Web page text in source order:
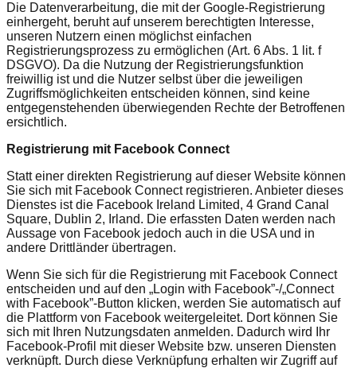
Die Datenverarbeitung, die mit der Google-Registrierung
einhergeht, beruht auf unserem berechtigten Interesse,
unseren Nutzern einen möglichst einfachen
Registrierungsprozess zu ermöglichen (Art. 6 Abs. 1 lit. f
DSGVO). Da die Nutzung der Registrierungsfunktion
freiwillig ist und die Nutzer selbst über die jeweiligen
Zugriffsmöglichkeiten entscheiden können, sind keine
entgegenstehenden überwiegenden Rechte der Betroffenen
ersichtlich.
Registrierung mit Facebook Connect
Statt einer direkten Registrierung auf dieser Website können
Sie sich mit Facebook Connect registrieren. Anbieter dieses
Dienstes ist die Facebook Ireland Limited, 4 Grand Canal
Square, Dublin 2, Irland. Die erfassten Daten werden nach
Aussage von Facebook jedoch auch in die USA und in
andere Drittländer übertragen.
Wenn Sie sich für die Registrierung mit Facebook Connect
entscheiden und auf den „Login with Facebook”-/„Connect
with Facebook”-Button klicken, werden Sie automatisch auf
die Plattform von Facebook weitergeleitet. Dort können Sie
sich mit Ihren Nutzungsdaten anmelden. Dadurch wird Ihr
Facebook-Profil mit dieser Website bzw. unseren Diensten
verknüpft. Durch diese Verknüpfung erhalten wir Zugriff auf